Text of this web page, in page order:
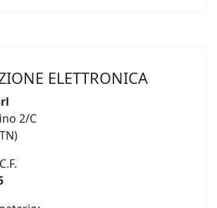
ELETTRONICA
2/C